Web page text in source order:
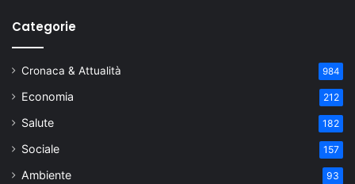
Categorie
Cronaca & Attualità 984
Economia 212
Salute 182
Sociale 157
Ambiente 93